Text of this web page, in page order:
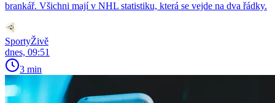
brankář. Všichni mají v NHL statistiku, která se vejde na dva řádky.
SportyŽivě
dnes, 09:51
3 min